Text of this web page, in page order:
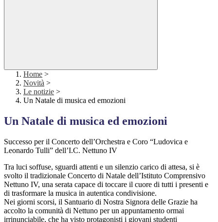
Home >
Novità >
Le notizie >
Un Natale di musica ed emozioni
Un Natale di musica ed emozioni
Successo per il Concerto dell’Orchestra e Coro “Ludovica e
Leonardo Tulli” dell’I.C. Nettuno IV
Tra luci soffuse, sguardi attenti e un silenzio carico di attesa, si è
svolto il tradizionale Concerto di Natale dell’Istituto Comprensivo
Nettuno IV, una serata capace di toccare il cuore di tutti i presenti e
di trasformare la musica in autentica condivisione.
Nei giorni scorsi, il Santuario di Nostra Signora delle Grazie ha
accolto la comunità di Nettuno per un appuntamento ormai
irrinunciabile, che ha visto protagonisti i giovani studenti